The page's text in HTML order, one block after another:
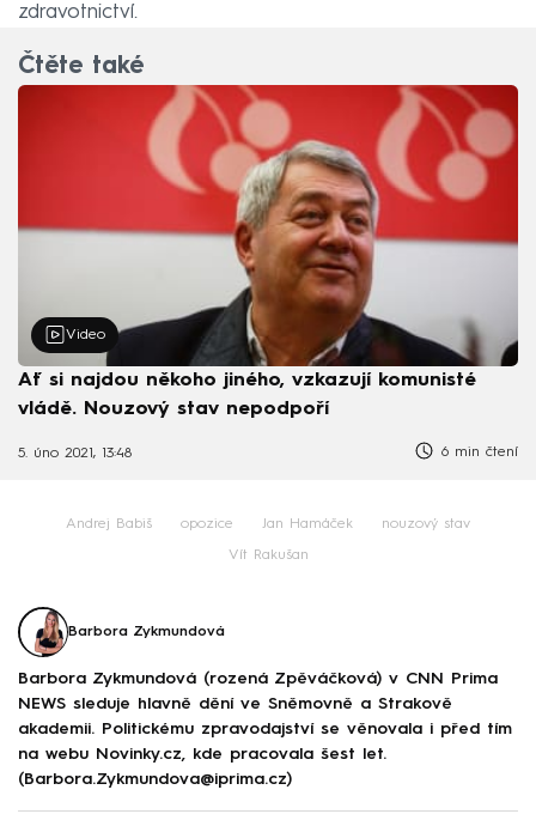
zdravotnictví.
Čtěte také
Video
Ať si najdou někoho jiného, vzkazují komunisté
vládě. Nouzový stav nepodpoří
5. úno 2021, 13:48 6 min čtení
Andrej Babiš opozice Jan Hamáček nouzový stav
Vít Rakušan
Barbora Zykmundová
Barbora Zykmundová (rozená Zpěváčková) v CNN Prima
NEWS sleduje hlavně dění ve Sněmovně a Strakově
akademii. Politickému zpravodajství se věnovala i před tím
na webu Novinky.cz, kde pracovala šest let.
(Barbora.Zykmundova@iprima.cz)